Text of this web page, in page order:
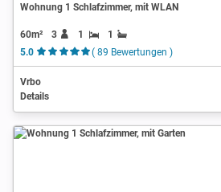
Wohnung 1 Schlafzimmer, mit WLAN
60m² 3 1
1
5.0
( 89 Bewertungen )
Vrbo
Details